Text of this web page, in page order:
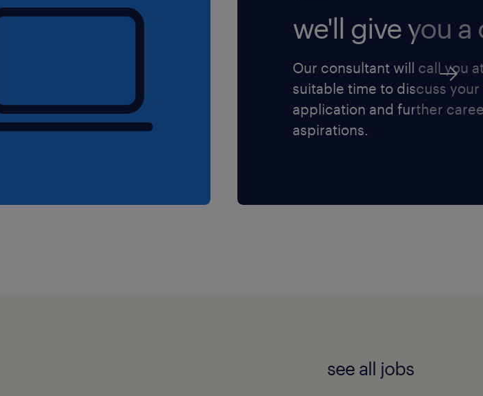
we'll give you a
Our consultant will call you
suitable time to discuss your
application and further
aspirations.
see all jobs